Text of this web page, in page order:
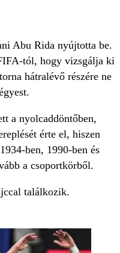
Abu Rida nyújtotta be.
tól, hogy vizsgálja ki
hátralévő részére ne
a nyolcaddöntőben,
érte el, hiszen
ben, 1990-ben és
a csoportkörből.
találkozik.